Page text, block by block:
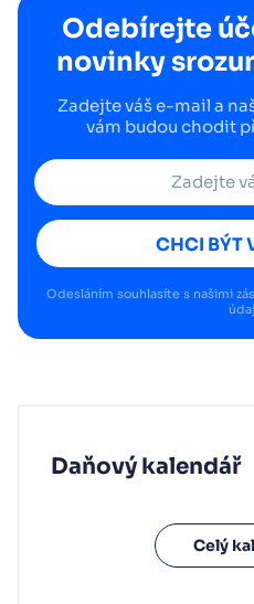
Odebírejte
novinky
Zadejte váš e-mail a
vám budou chodit
CHCI BÝT
Odesláním souhlasíte s našimi
Daňový kalendář
Celý